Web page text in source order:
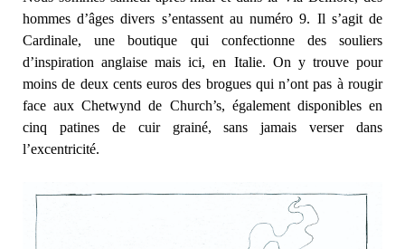
hommes d’âges divers s’entassent au numéro 9. Il s’agit de
Cardinale, une boutique qui confectionne des souliers
d’inspiration anglaise mais ici, en Italie. On y trouve pour
moins de deux cents euros des brogues qui n’ont pas à rougir
face aux Chetwynd de Church’s, également disponibles en
cinq patines de cuir grainé, sans jamais verser dans
l’excentricité.